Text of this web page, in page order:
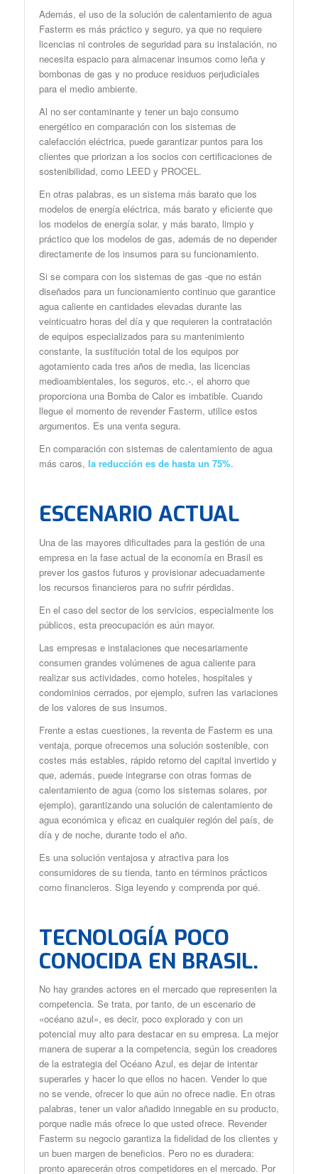
Además, el uso de la solución de calentamiento de agua
Fasterm es más práctico y seguro, ya que no requiere
licencias ni controles de seguridad para su instalación, no
necesita espacio para almacenar insumos como leña y
bombonas de gas y no produce residuos perjudiciales
para el medio ambiente.
Al no ser contaminante y tener un bajo consumo
energético en comparación con los sistemas de
calefacción eléctrica, puede garantizar puntos para los
clientes que priorizan a los socios con certificaciones de
sostenibilidad, como LEED y PROCEL.
En otras palabras, es un sistema más barato que los
modelos de energía eléctrica, más barato y eficiente que
los modelos de energía solar, y más barato, limpio y
práctico que los modelos de gas, además de no depender
directamente de los insumos para su funcionamiento.
Si se compara con los sistemas de gas -que no están
diseñados para un funcionamiento continuo que garantice
agua caliente en cantidades elevadas durante las
veinticuatro horas del día y que requieren la contratación
de equipos especializados para su mantenimiento
constante, la sustitución total de los equipos por
agotamiento cada tres años de media, las licencias
medioambientales, los seguros, etc.-, el ahorro que
proporciona una Bomba de Calor es imbatible. Cuando
llegue el momento de revender Fasterm, utilice estos
argumentos. Es una venta segura.
En comparación con sistemas de calentamiento de agua
más caros, la reducción es de hasta un 75%.
ESCENARIO ACTUAL
Una de las mayores dificultades para la gestión de una
empresa en la fase actual de la economía en Brasil es
prever los gastos futuros y provisionar adecuadamente
los recursos financieros para no sufrir pérdidas.
En el caso del sector de los servicios, especialmente los
públicos, esta preocupación es aún mayor.
Las empresas e instalaciones que necesariamente
consumen grandes volúmenes de agua caliente para
realizar sus actividades, como hoteles, hospitales y
condominios cerrados, por ejemplo, sufren las variaciones
de los valores de sus insumos.
Frente a estas cuestiones, la reventa de Fasterm es una
ventaja, porque ofrecemos una solución sostenible, con
costes más estables, rápido retorno del capital invertido y
que, además, puede integrarse con otras formas de
calentamiento de agua (como los sistemas solares, por
ejemplo), garantizando una solución de calentamiento de
agua económica y eficaz en cualquier región del país, de
día y de noche, durante todo el año.
Es una solución ventajosa y atractiva para los
consumidores de su tienda, tanto en términos prácticos
como financieros. Siga leyendo y comprenda por qué.
TECNOLOGÍA POCO
CONOCIDA EN BRASIL.
No hay grandes actores en el mercado que representen la
competencia. Se trata, por tanto, de un escenario de
«océano azul», es decir, poco explorado y con un
potencial muy alto para destacar en su empresa. La mejor
manera de superar a la competencia, según los creadores
de la estrategia del Océano Azul, es dejar de intentar
superarles y hacer lo que ellos no hacen. Vender lo que
no se vende, ofrecer lo que aún no ofrece nadie. En otras
palabras, tener un valor añadido innegable en su producto,
porque nadie más ofrece lo que usted ofrece. Revender
Fasterm su negocio garantiza la fidelidad de los clientes y
un buen margen de beneficios. Pero no es duradera:
pronto aparecerán otros competidores en el mercado. Por